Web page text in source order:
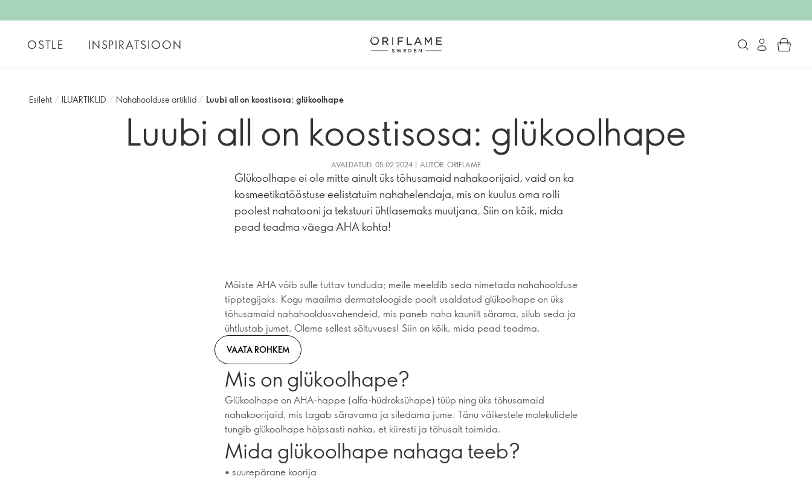
OSTLE INSPIRATSIOON
Esileht / ILUARTIKLID / Nahahoolduse artiklid / Luubi all on koostisosa: glükoolhape
Luubi all on koostisosa: glükoolhape
AVALDATUD: 05.02.2024 | AUTOR: ORIFLAME
Glükoolhape ei ole mitte ainult üks tõhusamaid nahakoorijaid, vaid on ka
kosmeetikatööstuse eelistatuim nahahelendaja, mis on kuulus oma rolli
poolest nahatooni ja tekstuuri ühtlasemaks muutjana. Siin on kõik, mida
pead teadma väega AHA kohta!
Mõiste AHA võib sulle tuttav tunduda; meile meeldib seda nimetada nahahoolduse
tipptegijaks. Kogu maailma dermatoloogide poolt usaldatud glükoolhape on üks
tõhusamaid nahahooldusvahendeid, mis paneb naha kaunilt särama, silub seda ja
ühtlustab jumet. Oleme sellest sõltuvuses! Siin on kõik, mida pead teadma.
VAATA ROHKEM
Mis on glükoolhape?
Glükoolhape on AHA-happe (alfa-hüdroksühape) tüüp ning üks tõhusamaid
nahakoorijaid, mis tagab säravama ja siledama jume. Tänu väikestele molekulidele
tungib glükoolhape hõlpsasti nahka, et kiiresti ja tõhusalt toimida.
Mida glükoolhape nahaga teeb?
• suurepärane koorija